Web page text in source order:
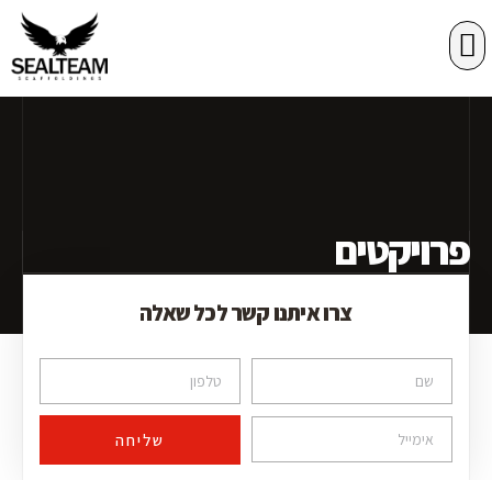
פרויקטים
צרו איתנו קשר לכל שאלה
שליחה